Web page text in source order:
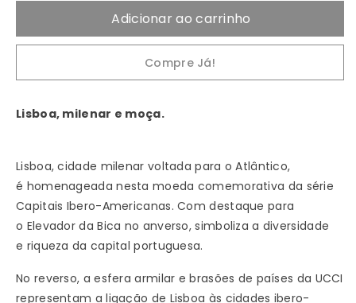
quantidade
de
2024
Lisboa
7,50€
Portugal
Proof
(Prata)
a
quantidade
de
2024
Lisboa
7,50€
Portugal
Proof
(Prata)
Adicionar ao carrinho
Compre Já!
Lisboa, milenar e moça.
Lisboa, cidade milenar voltada para o Atlântico,
é homenageada nesta moeda comemorativa da série
Capitais Ibero-Americanas. Com destaque para
o Elevador da Bica no anverso, simboliza a diversidade
e riqueza da capital portuguesa.
No reverso, a esfera armilar e brasões de países da UCCI
representam a ligação de Lisboa às cidades ibero-